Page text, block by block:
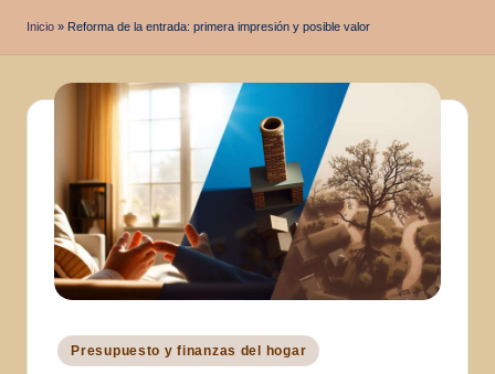
d
e
a
Inicio » Reforma de la entrada: primera impresión y posible valor
Publicado
en
Presupuesto y finanzas del hogar